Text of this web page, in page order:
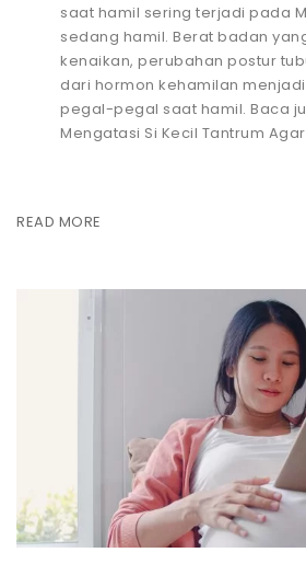
saat hamil sering terjadi pada
sedang hamil. Berat badan
kenaikan, perubahan postur
dari hormon kehamilan
pegal-pegal saat hamil. Baca
Mengatasi Si Kecil Tantrum
READ MORE